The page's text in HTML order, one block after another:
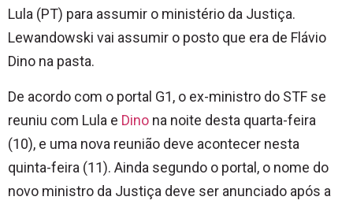
Lula (PT) para assumir o ministério da Justiça.
Lewandowski vai assumir o posto que era de Flávio
Dino na pasta.
De acordo com o portal G1, o ex-ministro do STF se
reuniu com Lula e Dino na noite desta quarta-feira
(10), e uma nova reunião deve acontecer nesta
quinta-feira (11). Ainda segundo o portal, o nome do
novo ministro da Justiça deve ser anunciado após a